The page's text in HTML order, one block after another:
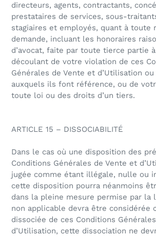
directeurs, agents, contractants,
prestataires de services, sous-
stagiaires et employés, quant à toute
demande, incluant les honoraires
d’avocat, faite par toute tierce partie
découlant de votre violation de ces
Générales de Vente et d’Utilisation
auxquels ils font référence, ou de
toute loi ou des droits d’un tiers.
ARTICLE 15 – DISSOCIABILITÉ
Dans le cas où une disposition des
Conditions Générales de Vente et
jugée comme étant illégale, nulle ou
cette disposition pourra néanmoins
dans la pleine mesure permise par la
non applicable devra être considérée
dissociée de ces Conditions
d’Utilisation, cette dissociation ne